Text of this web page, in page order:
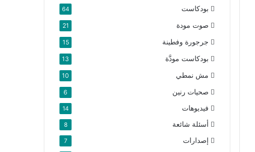
بودكاست 64
صوت مودة 21
جرجورة وفطينة 15
بودكاست مودَّة 13
مش نمطي 10
صحيات رنين 6
فيديوهات 14
أسئلة شائعة 8
إصدارات 7